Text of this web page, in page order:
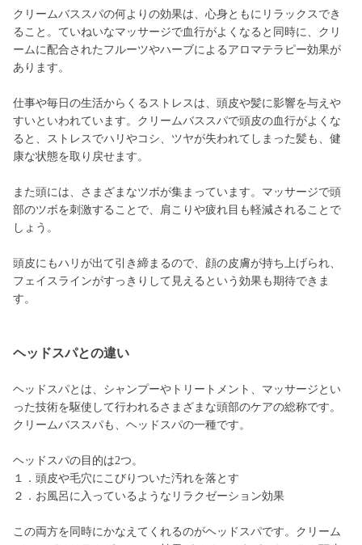
クリームバススパの何よりの効果は、心身ともにリラックスでき
ること。ていねいなマッサージで血行がよくなると同時に、クリ
ームに配合されたフルーツやハーブによるアロマテラピー効果が
あります。
仕事や毎日の生活からくるストレスは、頭皮や髪に影響を与えや
すいといわれています。クリームバススパで頭皮の血行がよくな
ると、ストレスでハリやコシ、ツヤが失われてしまった髪も、健
康な状態を取り戻せます。
また頭には、さまざまなツボが集まっています。マッサージで頭
部のツボを刺激することで、肩こりや疲れ目も軽減されることで
しょう。
頭皮にもハリが出て引き締まるので、顔の皮膚が持ち上げられ、
フェイスラインがすっきりして見えるという効果も期待できま
す。
ヘッドスパとの違い
ヘッドスパとは、シャンプーやトリートメント、マッサージとい
った技術を駆使して行われるさまざまな頭部のケアの総称です。
クリームバススパも、ヘッドスパの一種です。
ヘッドスパの目的は2つ。
１．頭皮や毛穴にこびりついた汚れを落とす
２．お風呂に入っているようなリラクゼーション効果
この両方を同時にかなえてくれるのがヘッドスパです。クリーム